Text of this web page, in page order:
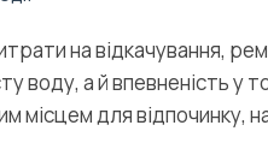
на відкачування,
воду, а й впевненість у
місцем для відпочинку,